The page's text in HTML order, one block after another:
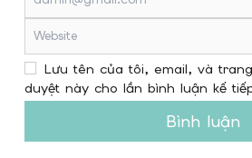
Lưu tên của tôi, email, và
duyệt này cho lần bình luận kế
Bình luận